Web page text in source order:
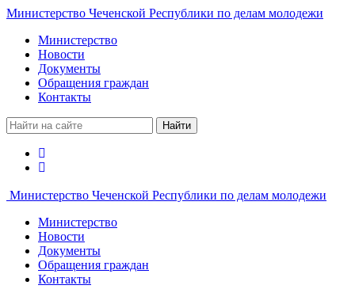
Министерство Чеченской Республики по делам молодежи
Министерство
Новости
Документы
Обращения граждан
Контакты
Найти
Министерство Чеченской Республики по делам молодежи
Министерство
Новости
Документы
Обращения граждан
Контакты